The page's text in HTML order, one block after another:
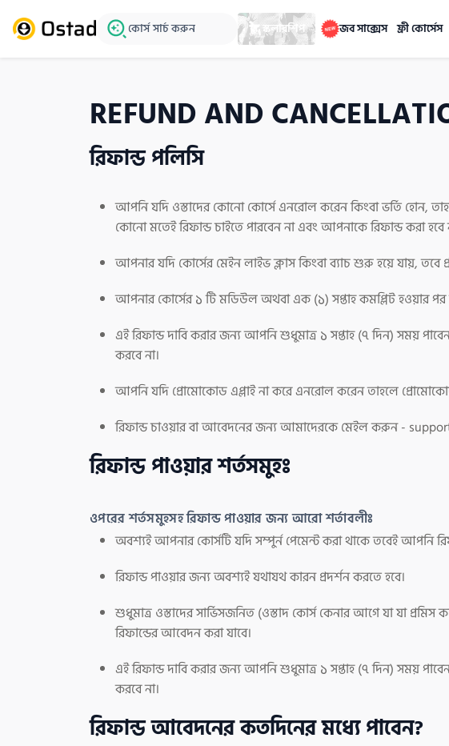
কোর্স সার্চ করুন স্কলারশিপ জব সাক্সেস ফ্রী কোর্সেস
REFUND AND
রিফান্ড পলিসি
আপনি যদি ওস্তাদের কোনো কোর্সে এনরোল করেন কিংবা ভর্তি হোন,
কোনো মতেই রিফান্ড চাইতে পারবেন না এবং আপনাকে রিফান্ড করা হবে
আপনার যদি কোর্সের মেইন লাইভ ক্লাস কিংবা ব্যাচ শুরু হয়ে যায়, তবে
আপনার কোর্সের ১ টি মডিউল অথবা এক (১) সপ্তাহ কমপ্লিট হওয়ার পর
এই রিফান্ড দাবি করার জন্য আপনি শুধুমাত্র ১ সপ্তাহ (৭ দিন) সময়
করবে না।
আপনি যদি প্রোমোকোড এপ্লাই না করে এনরোল করেন তাহলে
রিফান্ড চাওয়ার বা আবেদনের জন্য আমাদেরকে মেইল করুন -
রিফান্ড পাওয়ার শর্তসমুহঃ
ওপরের শর্তসমুহসহ রিফান্ড পাওয়ার জন্য আরো শর্তাবলীঃ
অবশ্যই আপনার কোর্সটি যদি সম্পুর্ন পেমেন্ট করা থাকে তবেই আপনি
রিফান্ড পাওয়ার জন্য অবশ্যই যথাযথ কারন প্রদর্শন করতে হবে।
শুধুমাত্র ওস্তাদের সার্ভিসজনিত (ওস্তাদ কোর্স কেনার আগে যা যা
রিফান্ডের আবেদন করা যাবে।
এই রিফান্ড দাবি করার জন্য আপনি শুধুমাত্র ১ সপ্তাহ (৭ দিন) সময়
করবে না।
রিফান্ড আবেদনের কতদিনের মধ্যে পাবেন?